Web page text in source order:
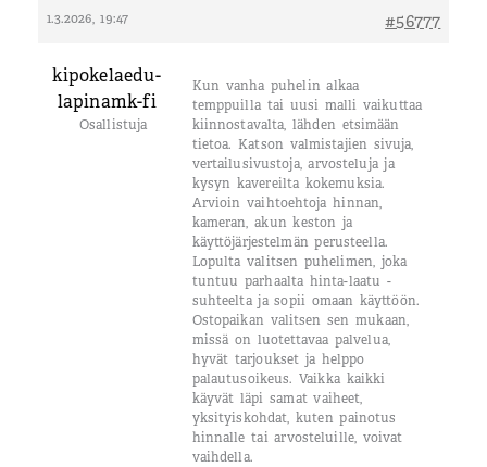
1.3.2026, 19:47 #56777
kipokelaedu-
lapinamk-fi
Osallistuja
Kun vanha puhelin alkaa
temppuilla tai uusi malli vaikuttaa
kiinnostavalta, lähden etsimään
tietoa. Katson valmistajien sivuja,
vertailusivustoja, arvosteluja ja
kysyn kavereilta kokemuksia.
Arvioin vaihtoehtoja hinnan,
kameran, akun keston ja
käyttöjärjestelmän perusteella.
Lopulta valitsen puhelimen, joka
tuntuu parhaalta hinta-laatu -
suhteelta ja sopii omaan käyttöön.
Ostopaikan valitsen sen mukaan,
missä on luotettavaa palvelua,
hyvät tarjoukset ja helppo
palautusoikeus. Vaikka kaikki
käyvät läpi samat vaiheet,
yksityiskohdat, kuten painotus
hinnalle tai arvosteluille, voivat
vaihdella.